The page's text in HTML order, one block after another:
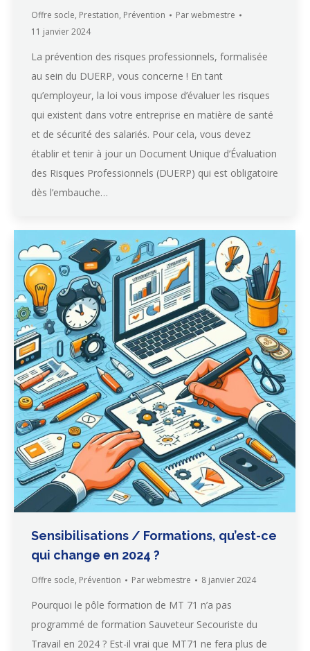
Offre socle, Prestation, Prévention Parwebmestre
11 janvier 2024
La prévention des risques professionnels, formalisée
au sein du DUERP, vous concerne ! En tant
qu’employeur, la loi vous impose d’évaluer les risques
qui existent dans votre entreprise en matière de santé
et de sécurité des salariés. Pour cela, vous devez
établir et tenir à jour un Document Unique d’Évaluation
des Risques Professionnels (DUERP) qui est obligatoire
dès l’embauche…
Sensibilisations / Formations, qu’est-ce
qui change en 2024 ?
Offre socle, Prévention Parwebmestre 8 janvier 2024
Pourquoi le pôle formation de MT 71 n’a pas
programmé de formation Sauveteur Secouriste du
Travail en 2024 ? Est-il vrai que MT71 ne fera plus de